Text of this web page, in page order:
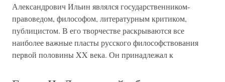
Александрович Ильин являлся государственником-
правоведом, философом, литературным критиком,
публицистом. В его творчестве раскрываются все
наиболее важные пласты русского философствования
первой половины XX века. Он принадлежал к